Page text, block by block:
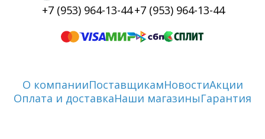
+7 (953) 964-13-44+7 (953) 964-13-44
О компанииПоставщикамНовостиАкции
Оплата и доставкаНаши магазиныГарантия